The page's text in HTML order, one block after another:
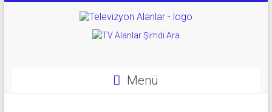
Televizyon
Menü